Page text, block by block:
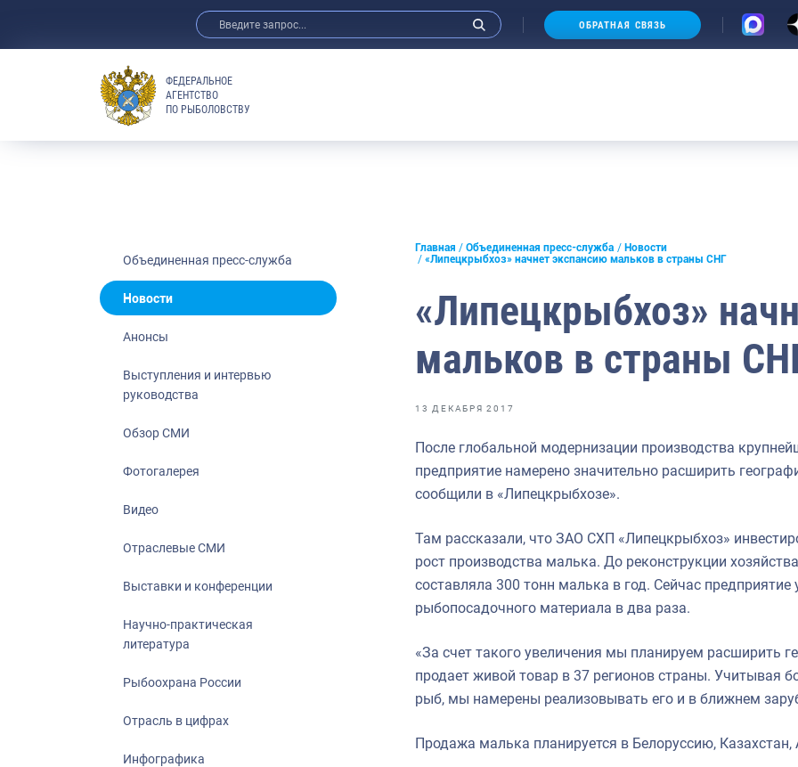
Анонсы
Отраслевые СМИ
Выставки и конференции
Рыбоохрана России
Укрепление духовно-нравственных
События в России и мире
ОБРАТНАЯ СВЯЗЬ
ФЕДЕРАЛЬНОЕ
АГЕНТСТВО
ПО РЫБОЛОВСТВУ
Объединенная пресс-служба
Новости
Анонсы
Выступления и интервью
руководства
Обзор СМИ
Фотогалерея
Видео
Отраслевые СМИ
Выставки и конференции
Научно-практическая
литература
Рыбоохрана России
Отрасль в цифрах
Инфографика
Главная Объединенная пресс-служба
Новости
«Липецкрыбхоз» начнет экспансию мальков в страны СНГ
«Липецкрыбхоз»
мальков в страны
13 ДЕКАБРЯ 2017
После глобальной модернизации производства
предприятие намерено значительно расширить
сообщили в «Липецкрыбхозе».
Там рассказали, что ЗАО СХП «Липецкрыбхоз»
рост производства малька. До реконструкции
составляла 300 тонн малька в год. Сейчас предприятие
рыбопосадочного материала в два раза.
«За счет такого увеличения мы планируем расширить
продает живой товар в 37 регионов страны. Учитывая
рыб, мы намерены реализовывать его и в ближнем
Продажа малька планируется в Белоруссию,